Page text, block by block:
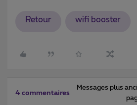
Retour wifi booster
4 commentaires
Messages plus